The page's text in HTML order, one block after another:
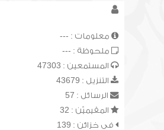
معلومات : ---
ملحوظة : ---
المستمعين : 47303
التنزيل : 43679
الرسائل : 57
المقيميّن : 32
في خزائن : 139